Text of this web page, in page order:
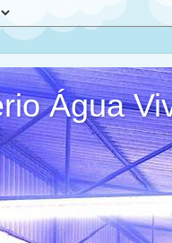
Água